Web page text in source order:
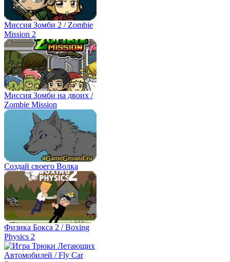
Миссия Зомби 2 / Zombie
Mission 2
Миссия Зомби на двоих /
Zombie Mission
Создай своего Волка
Физика Бокса 2 / Boxing
Physics 2